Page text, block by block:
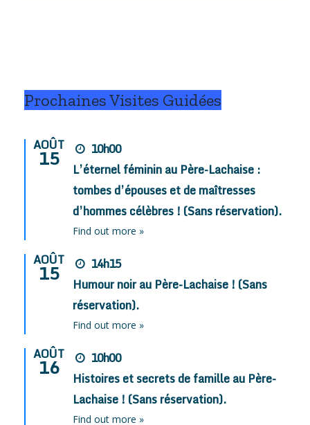
Prochaines Visites Guidées
AOÛT
15
10h00
L’éternel féminin au Père-Lachaise :
tombes d’épouses et de maîtresses
d’hommes célèbres ! (Sans réservation).
Find out more »
AOÛT
15
14h15
Humour noir au Père-Lachaise ! (Sans
réservation).
Find out more »
AOÛT
16
10h00
Histoires et secrets de famille au Père-
Lachaise ! (Sans réservation).
Find out more »